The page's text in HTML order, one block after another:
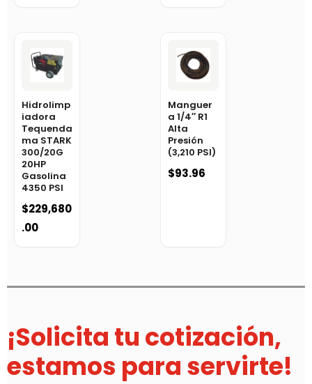
Hidrolimp
iadora
Tequenda
ma STARK
300/20G
20HP
Gasolina
4350 PSI
$229,680
.00
Manguer
a 1/4″ R1
Alta
Presión
(3,210 PSI)
$93.96
¡Solicita tu cotización,
estamos para servirte!